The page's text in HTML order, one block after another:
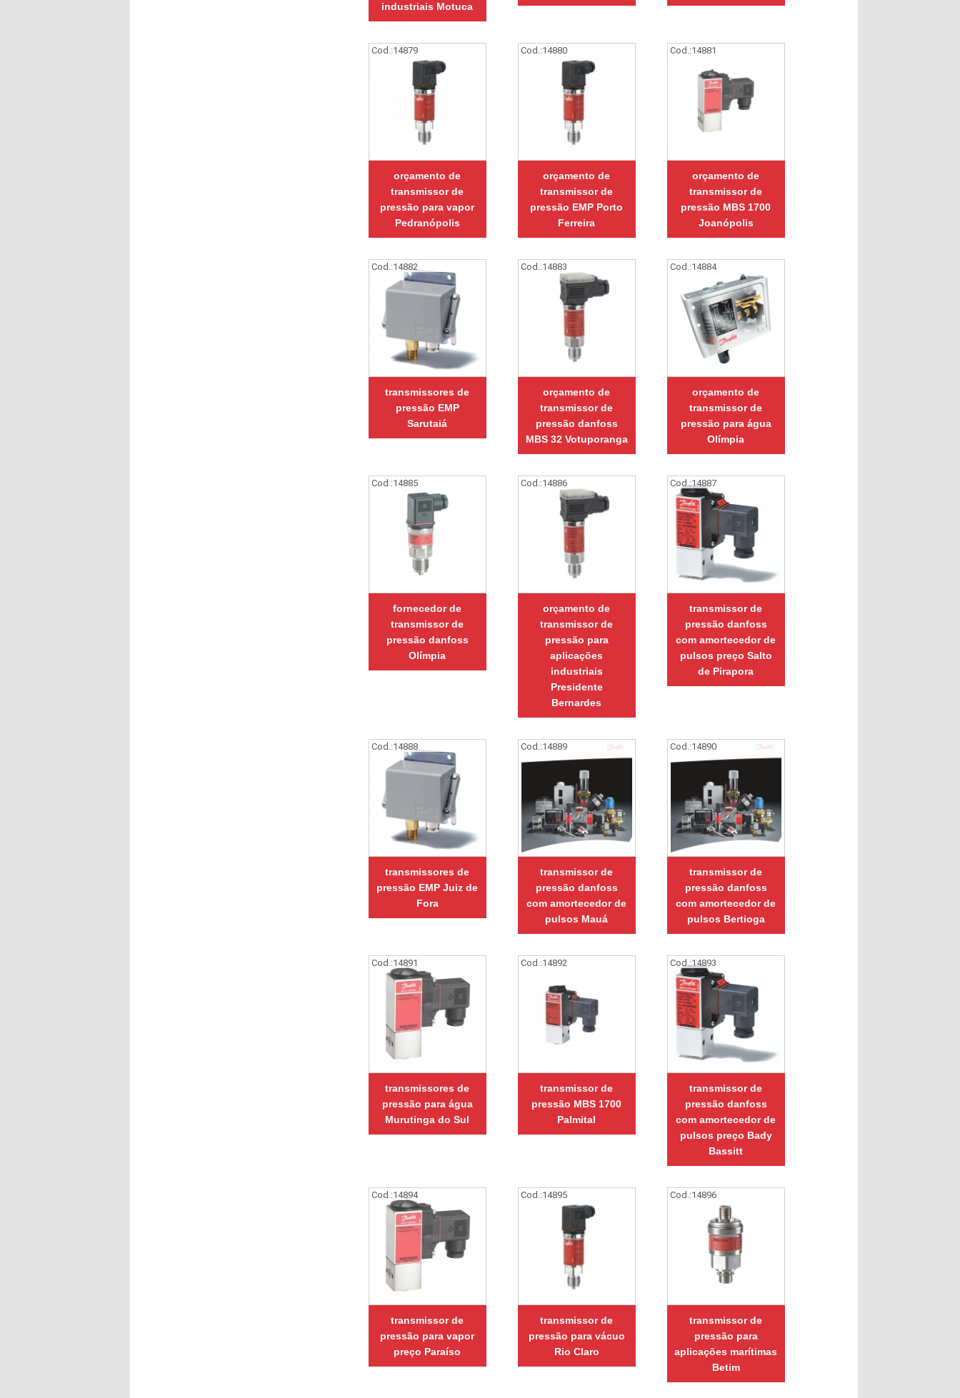
industriais Motuca
Cod.:14879
orçamento de
transmissor de
pressão para vapor
Pedranópolis
Cod.:14880
orçamento de
transmissor de
pressão EMP Porto
Ferreira
Cod.:14881
orçamento de
transmissor de
pressão MBS 1700
Joanópolis
Cod.:14882
transmissores de
pressão EMP
Sarutaiá
Cod.:14883
orçamento de
transmissor de
pressão danfoss
MBS 32 Votuporanga
Cod.:14884
orçamento de
transmissor de
pressão para água
Olímpia
Cod.:14885
fornecedor de
transmissor de
pressão danfoss
Olímpia
Cod.:14886
orçamento de
transmissor de
pressão para
aplicações
industriais
Presidente
Bernardes
Cod.:14887
transmissor de
pressão danfoss
com amortecedor de
pulsos preço Salto
de Pirapora
Cod.:14888
transmissores de
pressão EMP Juiz de
Fora
Cod.:14889
transmissor de
pressão danfoss
com amortecedor de
pulsos Mauá
Cod.:14890
transmissor de
pressão danfoss
com amortecedor de
pulsos Bertioga
Cod.:14891
transmissores de
pressão para água
Murutinga do Sul
Cod.:14892
transmissor de
pressão MBS 1700
Palmital
Cod.:14893
transmissor de
pressão danfoss
com amortecedor de
pulsos preço Bady
Bassitt
Cod.:14894
transmissor de
pressão para vapor
preço Paraíso
Cod.:14895
transmissor de
pressão para vácuo
Rio Claro
Cod.:14896
transmissor de
pressão para
aplicações marítimas
Betim